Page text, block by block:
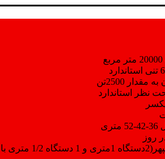
2500تن
نظر استاندارد
روز